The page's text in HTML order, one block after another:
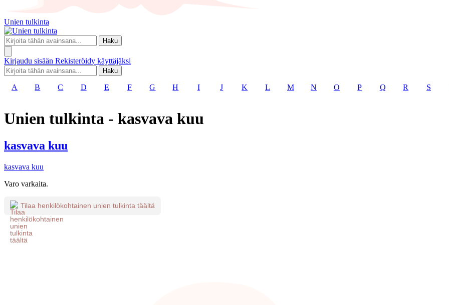
Unien tulkinta
Haku
Kirjaudu sisään Rekisteröidy käyttäjäksi
Haku
A B C D E F G H I J K L M N O P Q R S
Unien tulkinta - kasvava kuu
kasvava kuu
kasvava kuu
Varo varkaita.
Tilaa henkilökohtainen unien tulkinta täältä